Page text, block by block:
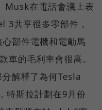
Musk在電話會議上表
3共享很多零部件，
部件電機和電動馬
車的毛利率會很高。
解釋了為何Tesla
特斯拉計劃在9月份